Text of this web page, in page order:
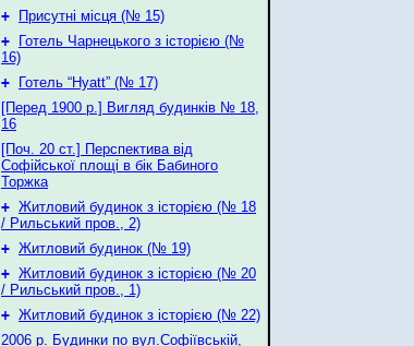
+
Присутні місця (№ 15)
+
Готель Чарнецького з історією (№
16)
+
Готель “Hyatt” (№ 17)
[Перед 1900 р.] Вигляд будинків № 18,
16
[Поч. 20 ст.] Перспектива від
Софійської площі в бік Бабиного
Торжка
+ Житловий будинок з історією (№ 18
/ Рильський пров., 2)
+ Житловий будинок (№ 19)
+ Житловий будинок з історією (№ 20
/ Рильський пров., 1)
+ Житловий будинок з історією (№ 22)
2006 р. Будинки по вул.Софіївській,